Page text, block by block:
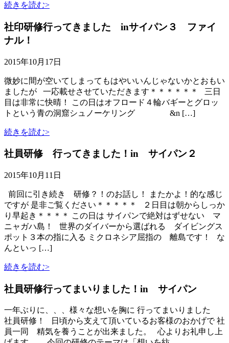
続きを読む>
社印研修行ってきました inサイパン３ ファイ
ナル！
2015年10月17日
微妙に間が空いてしまってもはやいいんじゃないかとおもい
ましたが 一応載せさせていただきます＊＊＊＊＊＊ 三日
目は非常に快晴！ この日はオフロード４輪バギーとグロッ
トという青の洞窟シュノーケリング &n […]
続きを読む>
社員研修 行ってきました！in サイパン２
2015年10月11日
前回に引き続き 研修？！のお話し！ またかよ！的な感じ
ですが 是非ご覧ください＊＊＊＊＊ ２日目は朝からしっか
り早起き＊＊＊＊ この日は サイパンで絶対はずせない マ
ニャガハ島！ 世界のダイバーから選ばれる ダイビングス
ポット３本の指に入る ミクロネシア屈指の 離島です！ な
んといっ […]
続きを読む>
社員研修行ってまいりました！in サイパン
一年ぶりに、、、様々な想いを胸に 行ってまいりました
社員研修！ 日頃から支えて頂いているお客様のおかげで 社
員一同 精気を養うことが出来ました。 心よりお礼申し上